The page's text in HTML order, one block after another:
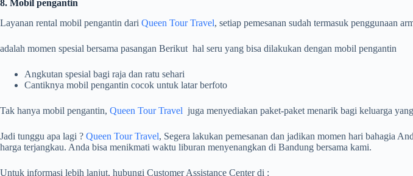
8. Mobil pengantin
Layanan rental mobil pengantin dari Queen Tour Travel, setiap pemesanan sudah termasuk penggunaan
adalah momen spesial bersama pasangan Berikut hal seru yang bisa dilakukan dengan mobil pengantin
Angkutan spesial bagi raja dan ratu sehari
Cantiknya mobil pengantin cocok untuk latar berfoto
Tak hanya mobil pengantin, Queen Tour Travel juga menyediakan paket-paket menarik bagi keluarga
Jadi tunggu apa lagi ? Queen Tour Travel, Segera lakukan pemesanan dan jadikan momen hari bahagia
harga terjangkau. Anda bisa menikmati waktu liburan menyenangkan di Bandung bersama kami.
Untuk informasi lebih lanjut, hubungi Customer Assistance Center di :